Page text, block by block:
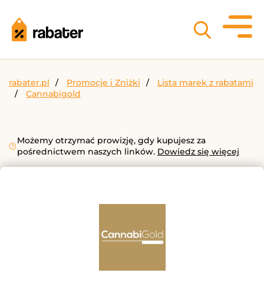
rabater.pl Promocje i Zniżki
Lista marek z rabatami
Cannabigold
Możemy otrzymać prowizję, gdy kupujesz za
pośrednictwem naszych linków. Dowiedz się więcej